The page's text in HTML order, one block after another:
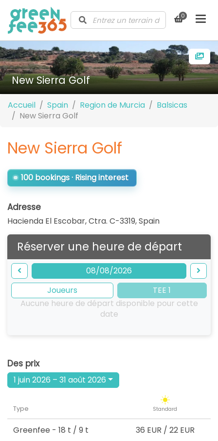
0
New Sierra Golf
Accueil Spain Region de Murcia
Balsicas
New Sierra Golf
New Sierra Golf
100 bookings · Rising interest
Adresse
Hacienda El Escobar, Ctra. C-3319,Spain
Réserver une heure de départ
08/08/2026
Joueurs
TEE 1
Aucune heure de départ disponible pour cette
date
Des prix
1 juin 2026 – 31 août 2026
Type Standard
Greenfee - 18 t / 9 t 36 EUR / 22 EUR